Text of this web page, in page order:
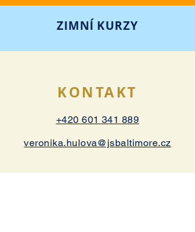
ZIMNÍ KURZY
KONTAKT
+420 601 341 889
veronika.hulova@jsbaltimore.cz